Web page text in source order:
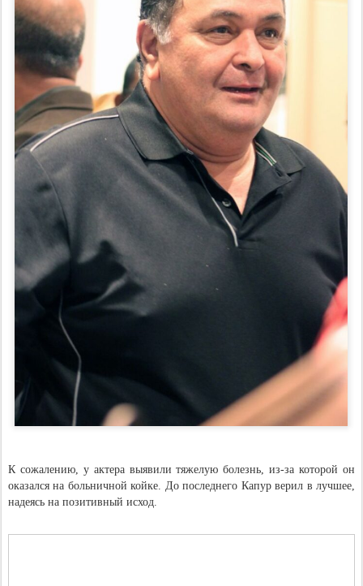
К сожалению, у актера выявили тяжелую болезнь, из-за которой он
оказался на больничной койке. До последнего Капур верил в лучшее,
надеясь на позитивный исход.